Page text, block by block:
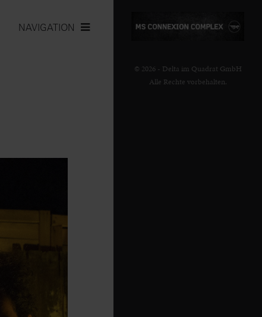
NAVIGATION
© 2026 - Delta im Quadrat GmbH
Alle Rechte vorbehalten.